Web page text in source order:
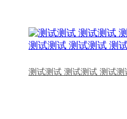
测试测试 测试测试 测试测